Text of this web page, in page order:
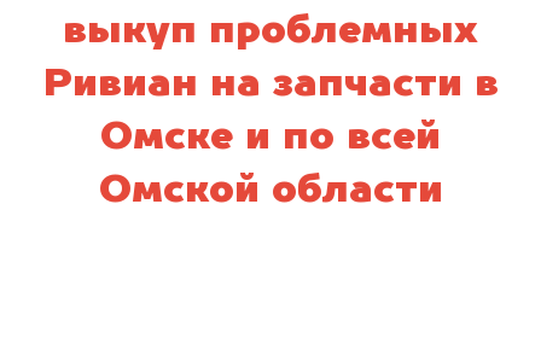
выкуп проблемных
Ривиан на запчасти в
Омске и по всей
Омской области